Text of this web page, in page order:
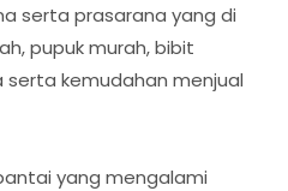
serta prasarana yang di
pupuk murah, bibit
kemudahan menjual
yang mengalami